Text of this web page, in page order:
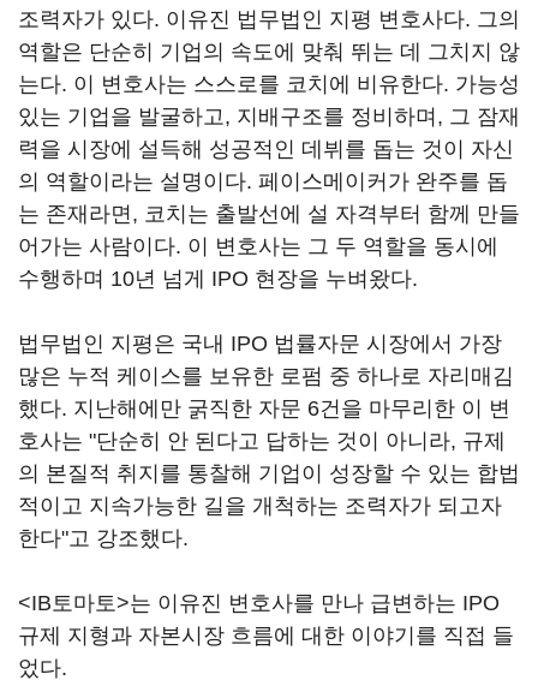
조력자가 있다. 이유진 법무법인 지평 변호사다. 그의
역할은 단순히 기업의 속도에 맞춰 뛰는 데 그치지 않
는다. 이 변호사는 스스로를 코치에 비유한다. 가능성
있는 기업을 발굴하고, 지배구조를 정비하며, 그 잠재
력을 시장에 설득해 성공적인 데뷔를 돕는 것이 자신
의 역할이라는 설명이다. 페이스메이커가 완주를 돕
는 존재라면, 코치는 출발선에 설 자격부터 함께 만들
어가는 사람이다. 이 변호사는 그 두 역할을 동시에
수행하며 10년 넘게 IPO 현장을 누벼왔다.
법무법인 지평은 국내 IPO 법률자문 시장에서 가장
많은 누적 케이스를 보유한 로펌 중 하나로 자리매김
했다. 지난해에만 굵직한 자문 6건을 마무리한 이 변
호사는 "단순히 안 된다고 답하는 것이 아니라, 규제
의 본질적 취지를 통찰해 기업이 성장할 수 있는 합법
적이고 지속가능한 길을 개척하는 조력자가 되고자
한다"고 강조했다.
<IB토마토>는 이유진 변호사를 만나 급변하는 IPO
규제 지형과 자본시장 흐름에 대한 이야기를 직접 들
었다.